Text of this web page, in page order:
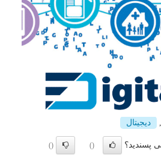
دیجیتال
پسندید؟ ()
()